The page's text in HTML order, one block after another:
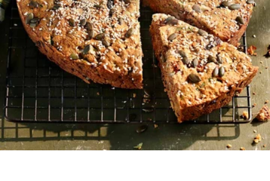
Εύκολη 0:55
10 15 λεπτά 40 λεπτά